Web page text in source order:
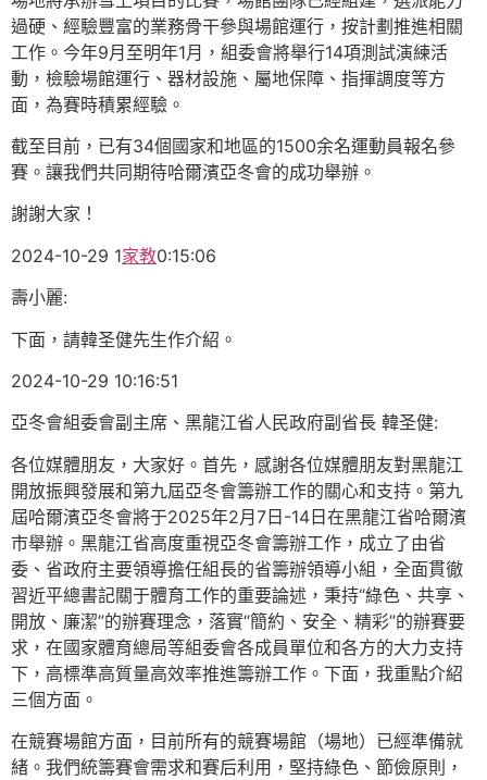
過硬、經驗豐富的業務骨干參與場館運行，按計劃推進相關
工作。今年9月至明年1月，組委會將舉行14項測試演練活
動，檢驗場館運行、器材設施、屬地保障、指揮調度等方
面，為賽時積累經驗。
截至目前，已有34個國家和地區的1500余名運動員報名參
賽。讓我們共同期待哈爾濱亞冬會的成功舉辦。
謝謝大家！
2024-10-29 1家教0:15:06
壽小麗:
下面，請韓圣健先生作介紹。
2024-10-29 10:16:51
亞冬會組委會副主席、黑龍江省人民政府副省長 韓圣健:
各位媒體朋友，大家好。首先，感謝各位媒體朋友對黑龍江
開放振興發展和第九屆亞冬會籌辦工作的關心和支持。第九
屆哈爾濱亞冬會將于2025年2月7日-14日在黑龍江省哈爾濱
市舉辦。黑龍江省高度重視亞冬會籌辦工作，成立了由省
委、省政府主要領導擔任組長的省籌辦領導小組，全面貫徹
習近平總書記關于體育工作的重要論述，秉持“綠色、共享、
開放、廉潔”的辦賽理念，落實“簡約、安全、精彩”的辦賽要
求，在國家體育總局等組委會各成員單位和各方的大力支持
下，高標準高質量高效率推進籌辦工作。下面，我重點介紹
三個方面。
在競賽場館方面，目前所有的競賽場館（場地）已經準備就
緒。我們統籌賽會需求和賽后利用，堅持綠色、節儉原則，